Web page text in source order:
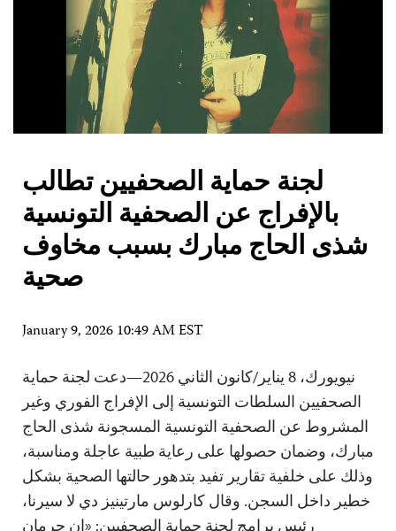
لجنة حماية الصحفيين تطالب
بالإفراج عن الصحفية التونسية
شذى الحاج مبارك بسبب مخاوف
صحية
January 9, 2026 10:49 AM EST
نيويورك، 8 يناير/كانون الثاني 2026—دعت لجنة حماية
الصحفيين السلطات التونسية إلى الإفراج الفوري وغير
المشروط عن الصحفية التونسية المسجونة شذى الحاج
مبارك، وضمان حصولها على رعاية طبية عاجلة ومناسبة،
وذلك على خلفية تقارير تفيد بتدهور حالتها الصحية بشكل
خطير داخل السجن. وقال كارلوس مارتينيز دي لا سيرنا،
رئيس برامج لجنة حماية الصحفيين: «إن حرمان